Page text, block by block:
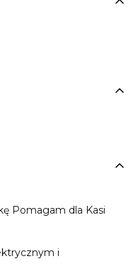
Pomagam dla Kasi
i